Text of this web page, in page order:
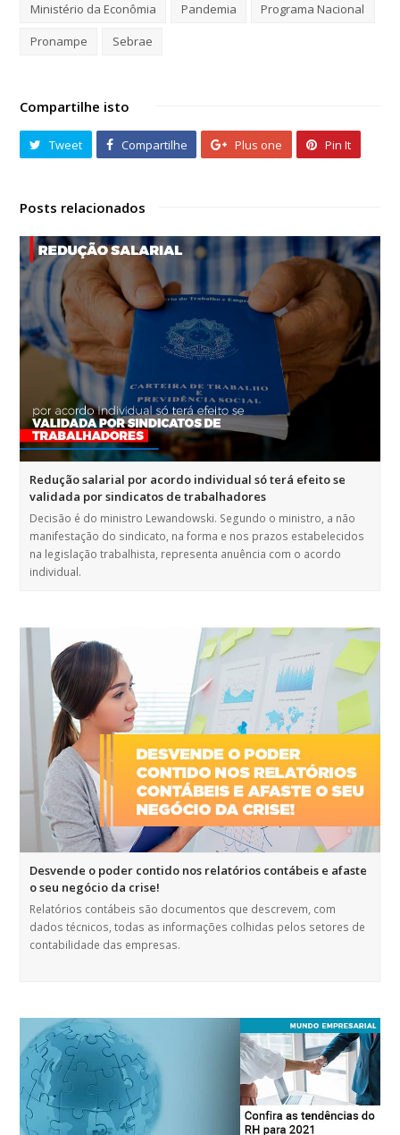
Ministério da Econômia
Pandemia
Programa Nacional
Pronampe
Sebrae
Compartilhe isto
Tweet Compartilhe Plus one Pin It
Posts relacionados
Redução salarial por acordo individual só terá efeito se
validada por sindicatos de trabalhadores
Decisão é do ministro Lewandowski. Segundo o ministro, a não
manifestação do sindicato, na forma e nos prazos estabelecidos
na legislação trabalhista, representa anuência com o acordo
individual.
Desvende o poder contido nos relatórios contábeis e afaste
o seu negócio da crise!
Relatórios contábeis são documentos que descrevem, com
dados técnicos, todas as informações colhidas pelos setores de
contabilidade das empresas.